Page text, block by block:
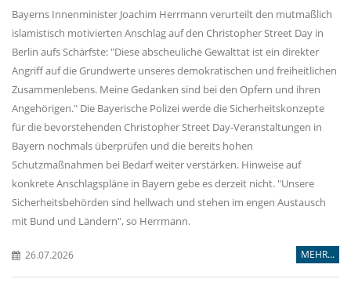
Bayerns Innenminister Joachim Herrmann verurteilt den mutmaßlich
islamistisch motivierten Anschlag auf den Christopher Street Day in
Berlin aufs Schärfste: "Diese abscheuliche Gewalttat ist ein direkter
Angriff auf die Grundwerte unseres demokratischen und freiheitlichen
Zusammenlebens. Meine Gedanken sind bei den Opfern und ihren
Angehörigen." Die Bayerische Polizei werde die Sicherheitskonzepte
für die bevorstehenden Christopher Street Day-Veranstaltungen in
Bayern nochmals überprüfen und die bereits hohen
Schutzmaßnahmen bei Bedarf weiter verstärken. Hinweise auf
konkrete Anschlagspläne in Bayern gebe es derzeit nicht. "Unsere
Sicherheitsbehörden sind hellwach und stehen im engen Austausch
mit Bund und Ländern", so Herrmann.
26.07.2026 MEHR...